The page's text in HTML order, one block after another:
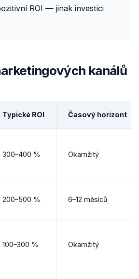
ROI — jinak investici
kanálů
Typické ROI Časový horizont
300–400 % Okamžitý
200–500 % 6–12 měsíců
100–300 % Okamžitý